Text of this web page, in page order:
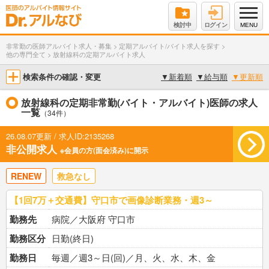
検討中 ログイン MENU
非常勤の医師アルバイト求人・募集 > 定期アルバイト/バイト求人を探す >
他の専門全て > 放射線科の定期アルバイト求人
検索条件の確認・変更 ▼ 新着順 ▼給与順 ▼更新順
放射線科の定期非常勤(バイト・アルバイト)医師の求人
一覧 （34件）
26.08.07更新 / 求人ID:2135268
非公開求人 ※会員の方(面会済み)に開示
RENEW 救急なし
【1回7万＋交通費】守口市で画像診断業務・週3～
勤務先
病院／大阪府 守口市
勤務区分 日勤(終日)
勤務日 毎週／週3～日(回)／月、火、水、木、金